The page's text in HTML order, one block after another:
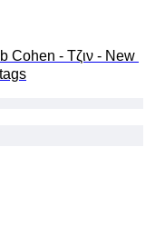
Cohen - Τζιν - New